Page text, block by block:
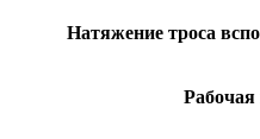
Натяжение троса